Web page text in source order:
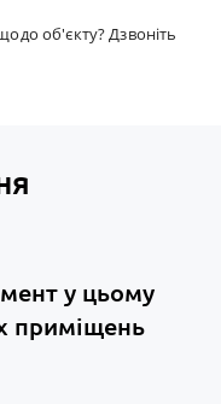
об'єкту? Дзвоніть
у цьому
приміщень